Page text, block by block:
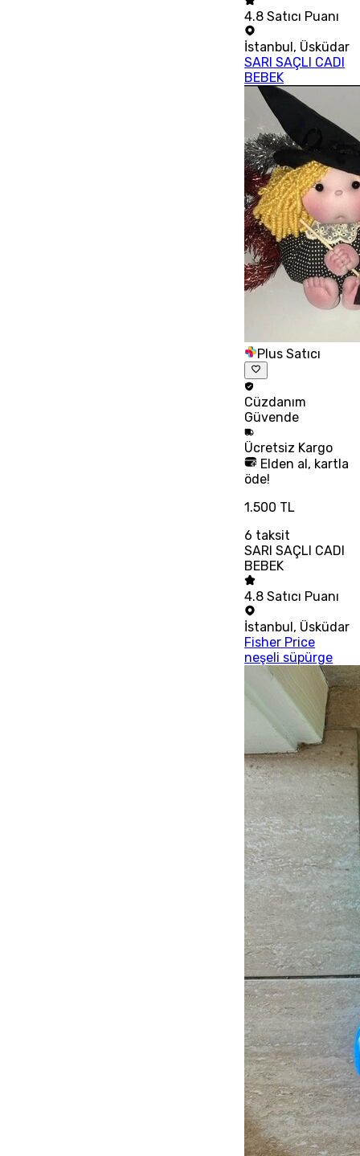
4.8 Satıcı Puanı
İstanbul, Üsküdar
SARI SAÇLI CADI
BEBEK
Plus Satıcı
Cüzdanım
Güvende
Ücretsiz Kargo
Elden al, kartla
öde!
1.500 TL
6 taksit
SARI SAÇLI CADI
BEBEK
4.8 Satıcı Puanı
İstanbul, Üsküdar
Fisher Price
neşeli süpürge